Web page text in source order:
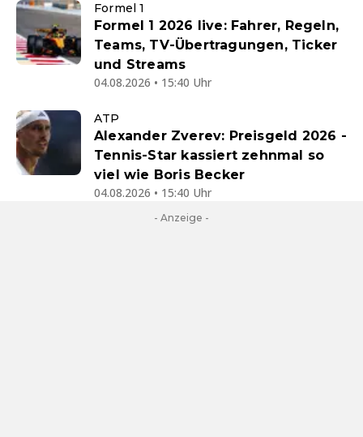
Formel 1
Formel 1 2026 live: Fahrer, Regeln,
Teams, TV-Übertragungen, Ticker
und Streams
04.08.2026 • 15:40 Uhr
ATP
Alexander Zverev: Preisgeld 2026 -
Tennis-Star kassiert zehnmal so
viel wie Boris Becker
04.08.2026 • 15:40 Uhr
- Anzeige -